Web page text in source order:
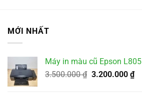
MỚI NHẤT
Máy in màu cũ Epson L805
3.500.000₫ Giá
3.200.000 ₫Giá